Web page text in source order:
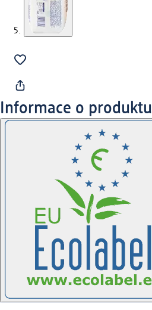
Informace o produktu